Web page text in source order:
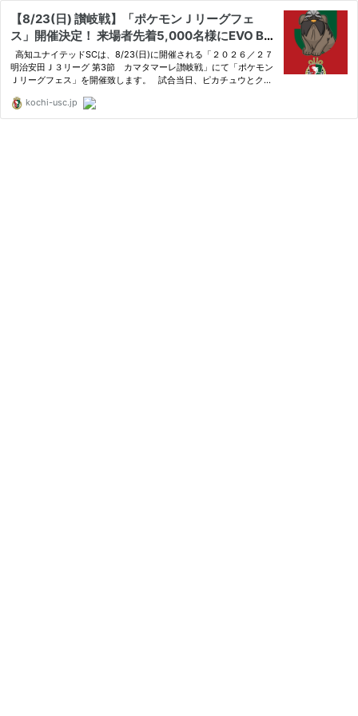
【8/23(日) 讃岐戦】「ポケモンＪリーグフェ
ス」開催決定！ 来場者先着5,000名様にEVO BA
G（ポケモンのエコバッグ）をプレゼント | 高知
ユナイテッドスポーツクラブ
高知ユナイテッドSCは、8/23(日)に開催される「２０２６／２７
明治安田Ｊ３リーグ 第3節 カマタマーレ讃岐戦」にて「ポケモン
Ｊリーグフェス」を開催致します。 試合当日、ピカチュウとクラ
kochi-usc.jp